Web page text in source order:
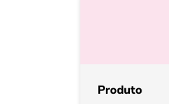
Produto